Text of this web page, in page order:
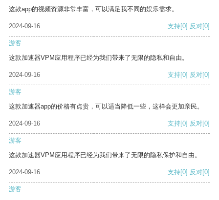
这款app的视频资源非常丰富，可以满足我不同的娱乐需求。
2024-09-16 支持[0] 反对[0]
游客
这款加速器VPM应用程序已经为我们带来了无限的隐私和自由。
2024-09-16 支持[0] 反对[0]
游客
这款加速器app的价格有点贵，可以适当降低一些，这样会更加亲民。
2024-09-16 支持[0] 反对[0]
游客
这款加速器VPM应用程序已经为我们带来了无限的隐私保护和自由。
2024-09-16 支持[0] 反对[0]
游客